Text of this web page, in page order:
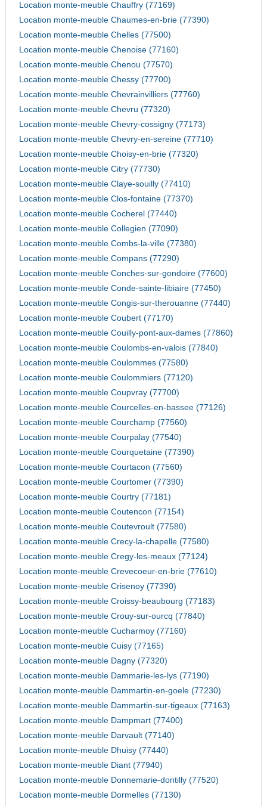
Location monte-meuble Chauffry (77169)
Location monte-meuble Chaumes-en-brie (77390)
Location monte-meuble Chelles (77500)
Location monte-meuble Chenoise (77160)
Location monte-meuble Chenou (77570)
Location monte-meuble Chessy (77700)
Location monte-meuble Chevrainvilliers (77760)
Location monte-meuble Chevru (77320)
Location monte-meuble Chevry-cossigny (77173)
Location monte-meuble Chevry-en-sereine (77710)
Location monte-meuble Choisy-en-brie (77320)
Location monte-meuble Citry (77730)
Location monte-meuble Claye-souilly (77410)
Location monte-meuble Clos-fontaine (77370)
Location monte-meuble Cocherel (77440)
Location monte-meuble Collegien (77090)
Location monte-meuble Combs-la-ville (77380)
Location monte-meuble Compans (77290)
Location monte-meuble Conches-sur-gondoire (77600)
Location monte-meuble Conde-sainte-libiaire (77450)
Location monte-meuble Congis-sur-therouanne (77440)
Location monte-meuble Coubert (77170)
Location monte-meuble Couilly-pont-aux-dames (77860)
Location monte-meuble Coulombs-en-valois (77840)
Location monte-meuble Coulommes (77580)
Location monte-meuble Coulommiers (77120)
Location monte-meuble Coupvray (77700)
Location monte-meuble Courcelles-en-bassee (77126)
Location monte-meuble Courchamp (77560)
Location monte-meuble Courpalay (77540)
Location monte-meuble Courquetaine (77390)
Location monte-meuble Courtacon (77560)
Location monte-meuble Courtomer (77390)
Location monte-meuble Courtry (77181)
Location monte-meuble Coutencon (77154)
Location monte-meuble Coutevroult (77580)
Location monte-meuble Crecy-la-chapelle (77580)
Location monte-meuble Cregy-les-meaux (77124)
Location monte-meuble Crevecoeur-en-brie (77610)
Location monte-meuble Crisenoy (77390)
Location monte-meuble Croissy-beaubourg (77183)
Location monte-meuble Crouy-sur-ourcq (77840)
Location monte-meuble Cucharmoy (77160)
Location monte-meuble Cuisy (77165)
Location monte-meuble Dagny (77320)
Location monte-meuble Dammarie-les-lys (77190)
Location monte-meuble Dammartin-en-goele (77230)
Location monte-meuble Dammartin-sur-tigeaux (77163)
Location monte-meuble Dampmart (77400)
Location monte-meuble Darvault (77140)
Location monte-meuble Dhuisy (77440)
Location monte-meuble Diant (77940)
Location monte-meuble Donnemarie-dontilly (77520)
Location monte-meuble Dormelles (77130)